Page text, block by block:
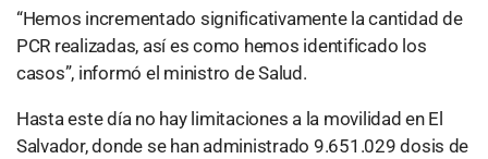
“Hemos incrementado significativamente la cantidad de
PCR realizadas, así es como hemos identificado los
casos”, informó el ministro de Salud.
Hasta este día no hay limitaciones a la movilidad en El
Salvador, donde se han administrado 9.651.029 dosis de